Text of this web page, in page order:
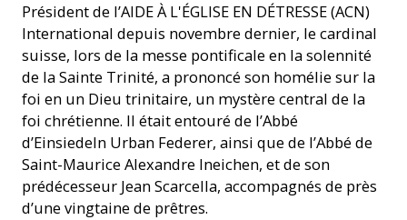
Président de l’AIDE À L'ÉGLISE EN DÉTRESSE (ACN)
International depuis novembre dernier, le cardinal
suisse, lors de la messe pontificale en la solennité
de la Sainte Trinité, a prononcé son homélie sur la
foi en un Dieu trinitaire, un mystère central de la
foi chrétienne. Il était entouré de l’Abbé
d’Einsiedeln Urban Federer, ainsi que de l’Abbé de
Saint-Maurice Alexandre Ineichen, et de son
prédécesseur Jean Scarcella, accompagnés de près
d’une vingtaine de prêtres.